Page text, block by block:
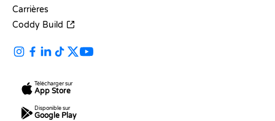
Carrières
Coddy Build
Télécharger sur
App Store
Disponible sur
Google Play